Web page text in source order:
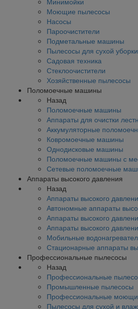
Моющие пылесосы
Насосы
Пароочистители
Подметальные машины
Пылесосы для сухой уборки
Садовая техника
Стеклоочистители
Хозяйственные пылесосы
Поломоечные машины
Назад
Поломоечные машины
Аппараты для очистки
Аккумуляторные
Ковромоечные машины
Однодисковые машины
Поломоечные машины с
Сетевые поломоечные
Аппараты высокого давления
Назад
Аппараты высокого
Автономные аппараты
Аппараты высокого
Аппараты высокого
Мобильные
Стационарные аппараты
Профессиональные пылесосы
Назад
Профессиональные
Промышленные пылесосы
Профессиональные
Пылесосы для сухой и